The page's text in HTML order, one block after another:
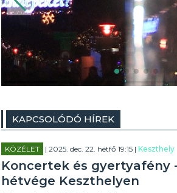
KAPCSOLÓDÓ HÍREK
KÖZÉLET | 2025. dec. 22. hétfő 19:15 |Keszthely
Koncertek és gyertyafény
hétvége Keszthelyen